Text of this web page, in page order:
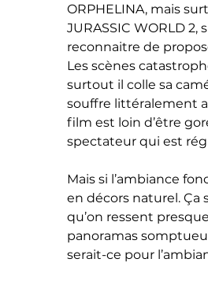
ORPHELINA, mais
JURASSIC WORLD
reconnaitre de
Les scènes
surtout il colle sa
souffre littéralement
film est loin d’être
spectateur qui est
Mais si l’ambiance
en décors naturel. Ça
qu’on ressent
panoramas
serait-ce pour